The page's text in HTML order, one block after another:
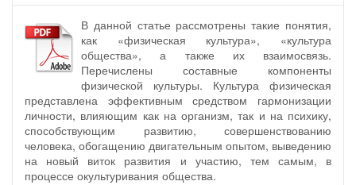
В данной статье рассмотрены такие понятия,
как «физическая культура», «культура
общества», а также их взаимосвязь.
Перечислены составные компоненты
физической культуры. Культура физическая
представлена эффективным средством гармонизации
личности, влияющим как на организм, так и на психику,
способствующим развитию, совершенствованию
человека, обогащению двигательным опытом, выведению
на новый виток развития и участию, тем самым, в
процессе окультуривания общества.